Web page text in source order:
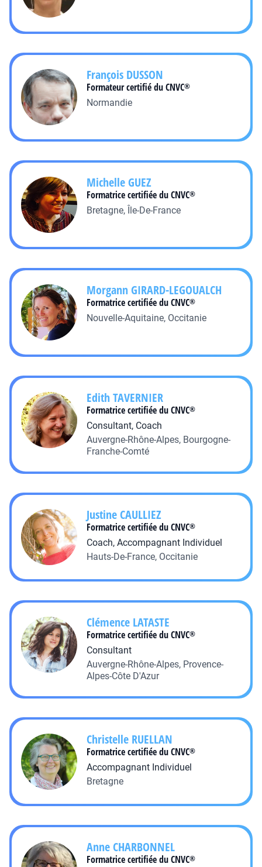
François DUSSON
Formateur certifié du CNVC®
Normandie
MichelleGUEZ
Formatrice certifiée du CNVC®
Bretagne, Île-De-France
MorgannGIRARD-LEGOUALCH
Formatrice certifiée du CNVC®
Nouvelle-Aquitaine, Occitanie
EdithTAVERNIER
Formatrice certifiée du CNVC®
Consultant, Coach
Auvergne-Rhône-Alpes, Bourgogne-
Franche-Comté
JustineCAULLIEZ
Formatrice certifiée du CNVC®
Coach, Accompagnant Individuel
Hauts-De-France, Occitanie
Clémence LATASTE
Formatrice certifiée du CNVC®
Consultant
Auvergne-Rhône-Alpes, Provence-
Alpes-Côte D'Azur
Christelle RUELLAN
Formatrice certifiée du CNVC®
Accompagnant Individuel
Bretagne
AnneCHARBONNEL
Formatrice certifiée du CNVC®